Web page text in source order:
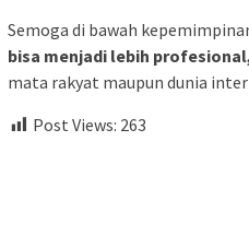
Semoga di bawah
bisa menjadi lebih
mata rakyat maupun dunia
Post Views: 263